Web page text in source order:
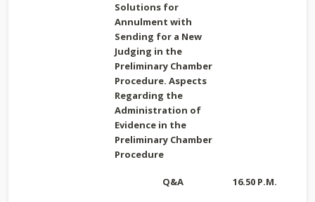
Solutions for
Annulment with
Sending for a New
Judging in the
Preliminary Chamber
Procedure. Aspects
Regarding the
Administration of
Evidence in the
Preliminary Chamber
Procedure
Q&A 16.50 P.M.